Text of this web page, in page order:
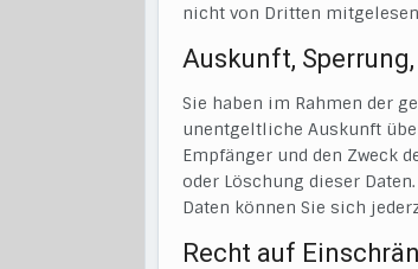
nicht von Dritten mitgelesen
Auskunft,
Sie haben im Rahmen der
unentgeltliche Auskunft
Empfänger und den Zweck
oder Löschung dieser
Daten können Sie sich
Recht auf